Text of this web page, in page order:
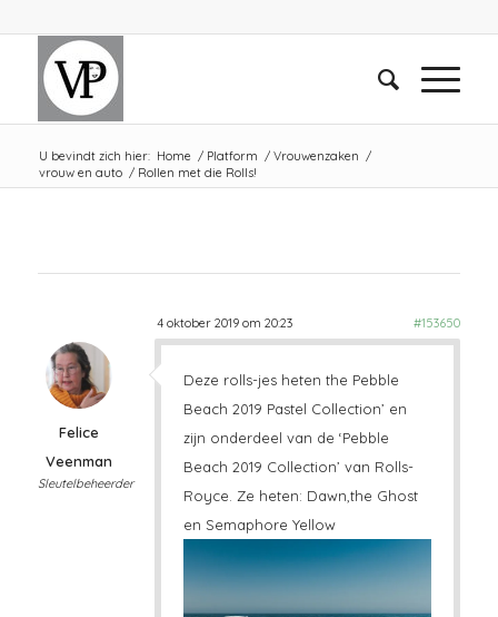
U bevindt zich hier: Home / Platform / Vrouwenzaken /
vrouw en auto / Rollen met die Rolls!
4 oktober 2019 om 20:23 #153650
Felice
Veenman
Sleutelbeheerder
Deze rolls-jes heten the Pebble
Beach 2019 Pastel Collection’ en
zijn onderdeel van de ‘Pebble
Beach 2019 Collection’ van Rolls-
Royce. Ze heten: Dawn,the Ghost
en Semaphore Yellow